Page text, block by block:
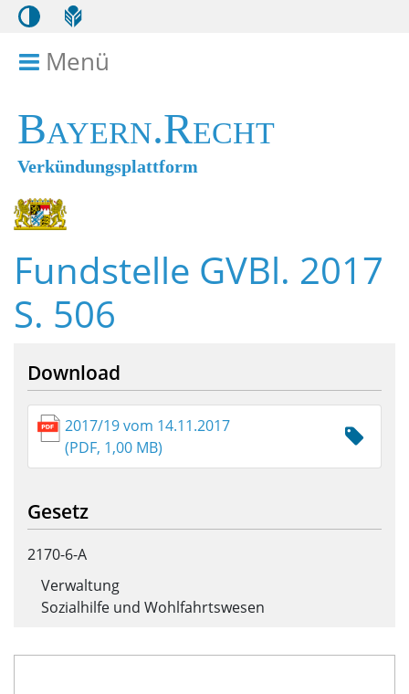
Menü
Bayern.Recht
Verkündungsplattform
Fundstelle GVBl. 2017
S. 506
Download
2017/19 vom 14.11.2017
(PDF, 1,00 MB)
Gesetz
2170-6-A
Verwaltung
Sozialhilfe und Wohlfahrtswesen